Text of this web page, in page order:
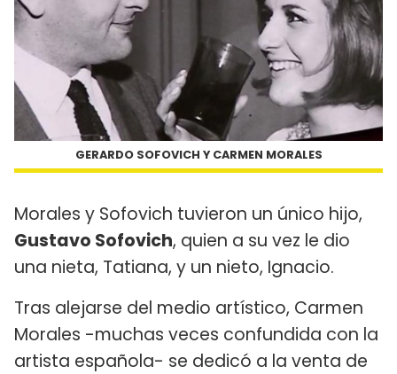
GERARDO SOFOVICH Y CARMEN MORALES
Morales y Sofovich tuvieron un único hijo,
Gustavo Sofovich, quien a su vez le dio
una nieta, Tatiana, y un nieto, Ignacio.
Tras alejarse del medio artístico, Carmen
Morales -muchas veces confundida con la
artista española- se dedicó a la venta de